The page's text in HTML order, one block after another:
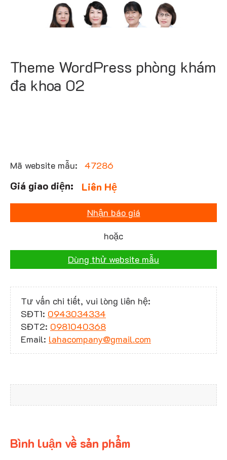
Theme WordPress phòng khám
đa khoa 02
Mã website mẫu: 47286
Liên Hệ
Nhận báo giá
hoặc
Dùng thử website mẫu
Tư vấn chi tiết, vui lòng liên hệ:
SĐT1: 0943034334
SĐT2: 0981040368
Email: lahacompany@gmail.com
Bình luận về sản phẩm